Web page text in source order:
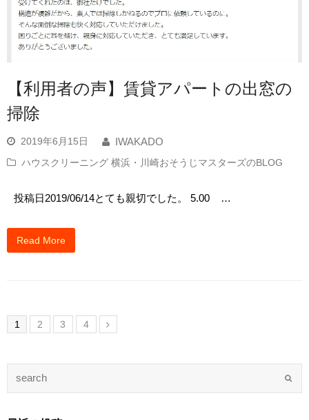
【利用者の声】賃貸アパートの出窓の
掃除
2019年6月15日
IWAKADO
ハウスクリーニング 横浜・川崎おそうじマスターズのBLOG
投稿日2019/06/14とても親切でした。 5.00 …
Read More
1 2 3 4